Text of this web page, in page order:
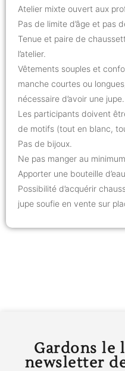
Atelier mixte ouvert aux
Pas de limite d’âge et pas
Tenue et paire de
l’atelier.
Vêtements souples et
manche courtes ou
nécessaire d’avoir une jupe.
Les participants doivent
de motifs (tout en blanc,
Pas de bijoux.
Ne pas manger au
Apporter une bouteille
Possibilité d’acquérir
jupe soufie en vente sur
Gardons le
newsletter